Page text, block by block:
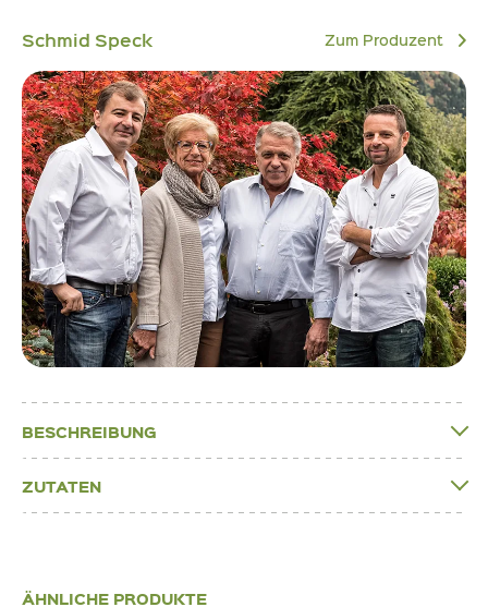
Schmid Speck Zum Produzent
BESCHREIBUNG
ZUTATEN
ÄHNLICHE PRODUKTE